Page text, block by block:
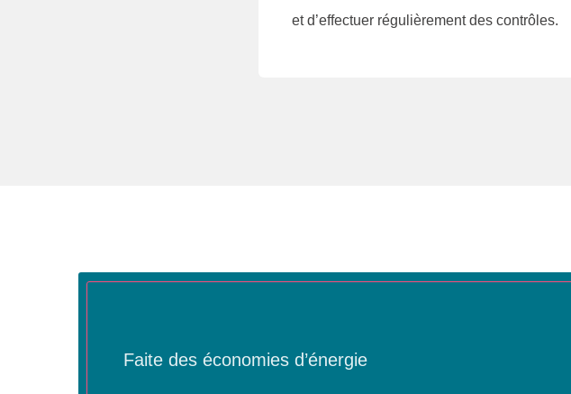
et d’effectuer régulièrement des contrôles.
Faite des économies d’énergie